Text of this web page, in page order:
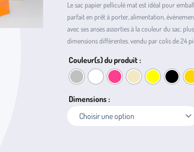
Le sac papier pelliculé mat est idéal pour
parfait en prêt à porter, alimentation,
avec ses anses assorties à la couleur du sac.
dimensions différentes. vendu par colis de 24
Couleur(s) du produit :
Dimensions :